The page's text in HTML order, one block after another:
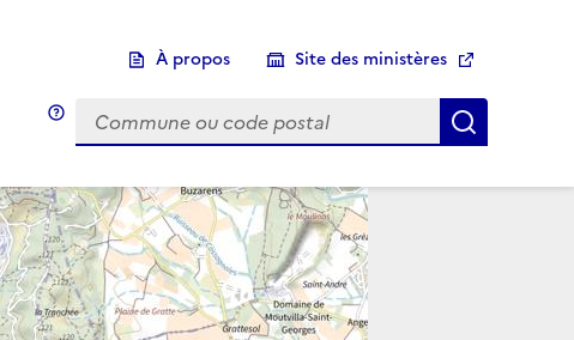
À propos Site des ministères
Choix d'une commune
Infobulle